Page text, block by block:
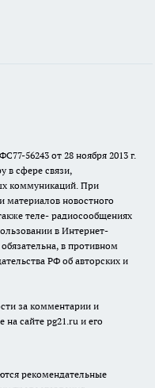
56243 от 28 ноября 2013 г.
в сфере связи,
коммуникаций. При
материалов новостного
теле- радиосообщениях
в Интернет-
в противном
РФ об авторских и
за комментарии и
сайте pg21.ru и его
рекомендательные